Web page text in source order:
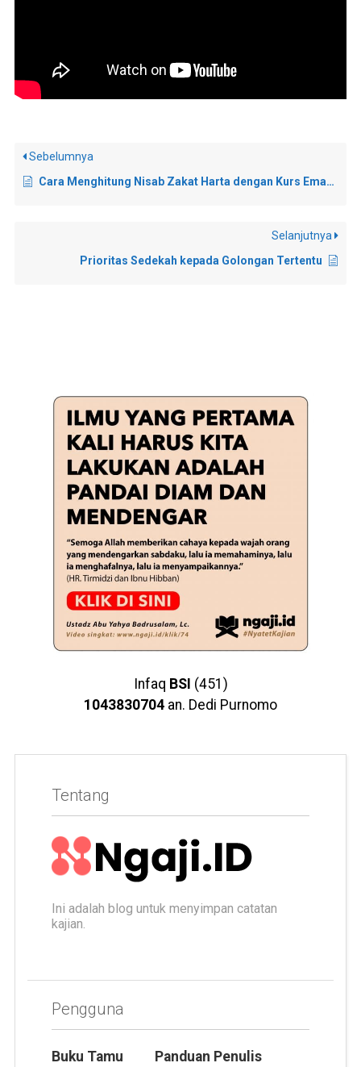
Sebelumnya
Cara Menghitung Nisab Zakat Harta dengan Kurs Emas Saat Ini
Selanjutnya
Prioritas Sedekah kepada Golongan Tertentu
Infaq BSI (451)
1043830704 an. Dedi Purnomo
Tentang
Ini adalah blog untuk menyimpan catatan
kajian.
Pengguna
Buku Tamu Panduan Penulis